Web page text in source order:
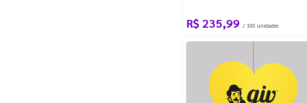
R$ 235,99 / 100 unidades